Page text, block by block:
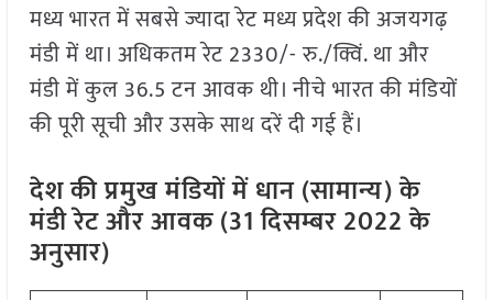
मध्य भारत में सबसे ज्यादा रेट मध्य प्रदेश की अजयगढ़
मंडी में था। अधिकतम रेट 2330/- रु./क्विं. था और
मंडी में कुल 36.5 टन आवक थी। नीचे भारत की मंडियों
की पूरी सूची और उसके साथ दरें दी गई हैं।
देश की प्रमुख मंडियों में धान (सामान्य) के
मंडी रेट और आवक (31 दिसम्बर 2022 के
अनुसार)